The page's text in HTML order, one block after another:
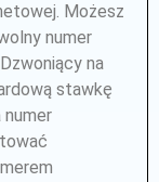
Możesz
numer
na
stawkę
numer